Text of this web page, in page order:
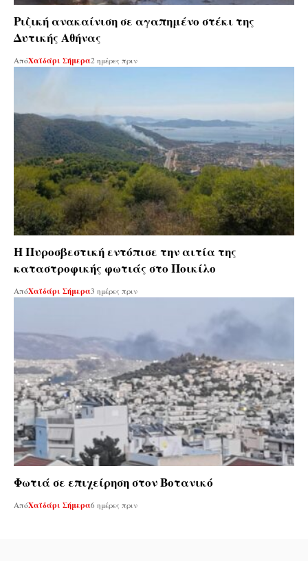
Ριζική ανακαίνιση σε αγαπημένο στέκι της
Δυτικής Αθήνας
ΑπόΧαϊδάρι Σήμερα2 ημέρες πριν
Η Πυροσβεστική εντόπισε την αιτία της
καταστροφικής φωτιάς στο Ποικίλο
ΑπόΧαϊδάρι Σήμερα3 ημέρες πριν
Φωτιά σε επιχείρηση στον Βοτανικό
ΑπόΧαϊδάρι Σήμερα6 ημέρες πριν